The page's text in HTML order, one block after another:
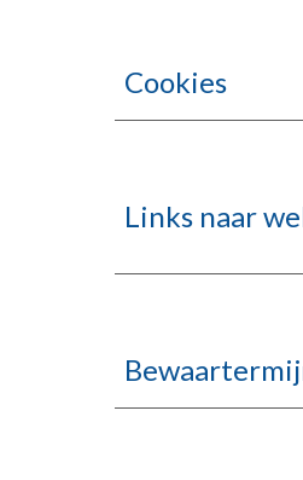
Cookies
Links naar